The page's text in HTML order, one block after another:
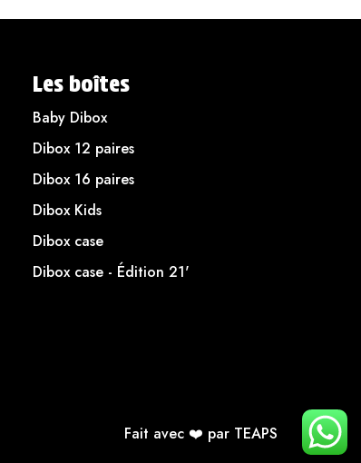
Les boîtes
Baby Dibox
Dibox 12 paires
Dibox 16 paires
Dibox Kids
Dibox case
Dibox case - Édition 21'
Fait avec ❤️ par TEAPS